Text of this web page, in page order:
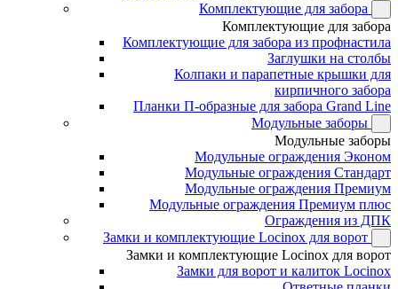
Комплектующие для забора
Комплектующие для забора
Комплектующие для забора из профнастила
Заглушки на столбы
Колпаки и парапетные крышки для
кирпичного забора
Планки П-образные для забора Grand Line
Модульные заборы
Модульные заборы
Модульные ограждения Эконом
Модульные ограждения Стандарт
Модульные ограждения Премиум
Модульные ограждения Премиум плюс
Ограждения из ДПК
Замки и комплектующие Locinox для ворот
Замки и комплектующие Locinox для ворот
Замки для ворот и калиток Locinox